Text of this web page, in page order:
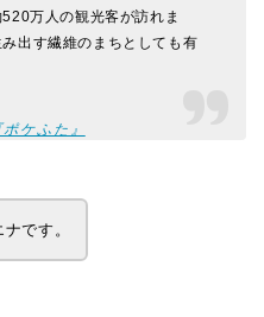
万人の観光客が訪れま
出す繊維のまちとしても有
ケふた』
です。